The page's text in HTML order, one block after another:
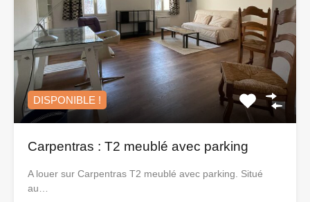
DISPONIBLE !
Carpentras : T2 meublé avec parking
A louer sur Carpentras T2 meublé avec parking. Situé
au…